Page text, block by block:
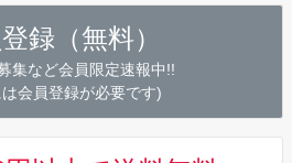
録（無料）
集など会員限定速報中!!
会員登録が必要です)